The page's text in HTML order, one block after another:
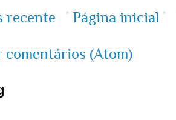
recente Página inicial
comentários (Atom)